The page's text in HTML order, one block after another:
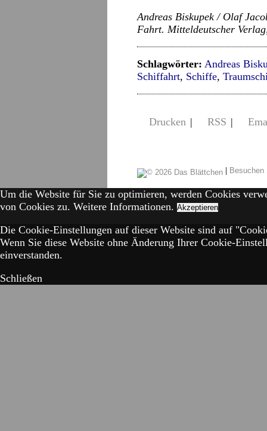
Andreas Biskupek / Olaf
Fahrt. Mitteldeutscher
Schlagwörter: Andreas
Schiffahrt, Schiffe,
Drucken | RSS |
|
Um die Website für Sie zu optimieren, werden Cookies
von Cookies zu. Weitere Informationen. Akzeptieren
Die Cookie-Einstellungen auf dieser Website sind auf
Wenn Sie diese Website ohne Änderung Ihrer Cookie-
einverstanden.
Schließen